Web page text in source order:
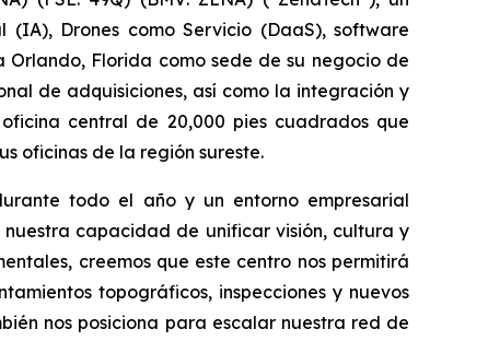
Drones como Servicio (DaaS), software
Florida como sede de su negocio de
de adquisiciones, así como la integración y
central de 20,000 pies cuadrados que
oficinas de la región sureste.
todo el año y un entorno empresarial
capacidad de unificar visión, cultura y
creemos que este centro nos permitirá
topográficos, inspecciones y nuevos
nos posiciona para escalar nuestra red de